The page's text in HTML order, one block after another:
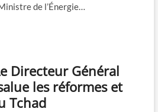
de l’Énergie…
Directeur Général
les réformes et
Tchad